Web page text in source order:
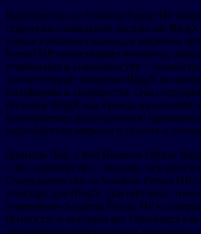
Партнёрство со Scuderia Ferrari HP
стратегии глобальной экспансии
самых культовых команд в мировом
Ferrari HP олицетворяет точность,
стремление к совершенству –
соответствуют видению BingX по
платформы и сообщества. Это
позиции BingX как бренда top-of-mind
подчёркивает долгосрочную
партнёрствам мирового уровня и
Даниэль Лай, Chief Business Officer
«Это партнёрство – больше, чем
Сотрудничество со Scuderia Ferrari HP
стандарт для BingX. Дисциплина,
стремление Scuderia Ferrari HP к
ценности, к которым мы стремимся
партнёрство побуждает нас повышать